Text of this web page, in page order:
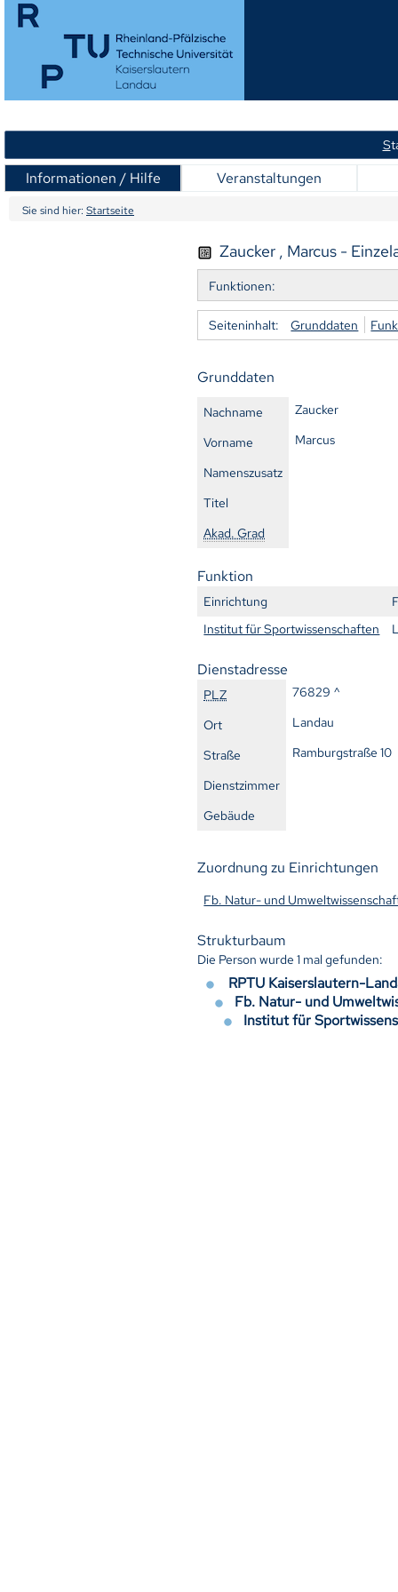
S
Informationen / Hilfe Veranstaltungen
Sie sind hier: Startseite
Zaucker , Marcus -
Funktionen:
Seiteninhalt: Grunddaten
Grunddaten
Nachname
Zaucker
Vorname
Marcus
Namenszusatz
Titel
Akad. Grad
Funktion
Einrichtung
Institut für Sportwissenschaften
Dienstadresse
PLZ
76829 ^
Ort
Landau
Straße
Ramburgstraße 10
Dienstzimmer
Gebäude
Zuordnung zu Einrichtungen
Fb. Natur- und
Strukturbaum
Die Person wurde1 mal gefunden:
RPTU Kaiserslautern-
Fb. Natur- und
Institut für